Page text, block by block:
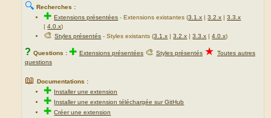
🔍 Recherches :
✚Extensions présentées -Extensions existantes (3.1.x |3.2.x |3.3.x
|4.0.x)
🎨Styles présentés - Styles existants (3.1.x |3.2.x |3.3.x |4.0.x)
? Questions : ✚ Extensions présentées 🎨 Styles présentés ★ Toutes autres
questions
📖 Documentations :
✚ Installer une extension
✚ Installer une extension téléchargée sur GitHub
✚Créer une extension